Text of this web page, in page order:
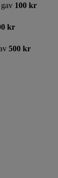
gav 100 kr
kr
500 kr